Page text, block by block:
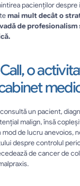
pacienților
mai mult decât o
de
o
un pacient,
malign, însă
de lucru anevoios,
despre controlul
de cancer de